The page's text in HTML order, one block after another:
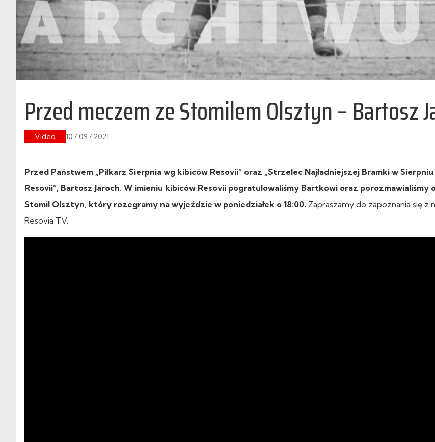
Przed meczem ze Stomilem Olsztyn – Bartosz
Video 10 / 09 / 2021
Przed Państwem „Piłkarz Sierpnia wg kibiców Resovii” oraz „Strzelec Najładniejszej Bramki w
Resovii”, Bartosz Jaroch. W imieniu kibiców Resovii pogratulowaliśmy Bartkowi oraz porozmawialiśmy
Stomil Olsztyn, który rozegramy na wyjeździe w poniedziałek o 18:00. Zapraszamy do zapoznania się z
Resovia TV.